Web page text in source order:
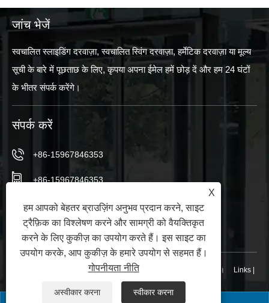
जांच भेजें
स्वचालित स्लाइडिंग दरवाज़ा, स्वचालित स्विंग दरवाज़ा, हर्मेटिक दरवाज़ा या मूल्य
सूची के बारे में पूछताछ के लिए, कृपया अपना ईमेल हमें छोड़ दें और हम 24 घंटों
के भीतर संपर्क करेंगे।
संपर्क करें
+86-15967846353
+86-15967846353
info@vezedoors.com
इंडस्ट्री पार्क, हेमुडी टाउन, ऑफिस, चीन में
कॉपीराइट © 2024 निंगबो वीज ऑटोमैटिक डोर कं, लिमिटेड सभी अधिकार सुरक्षित। Links |
XML
X
हम आपको बेहतर ब्राउज़िंग अनुभव प्रदान करने, साइट
ट्रैफ़िक का विश्लेषण करने और सामग्री को वैयक्तिकृत
करने के लिए कुकीज़ का उपयोग करते हैं। इस साइट का
उपयोग करके, आप कुकीज़ के हमारे उपयोग से सहमत हैं।
गोपनीयता नीति
अस्वीकार करना स्वीकार करना